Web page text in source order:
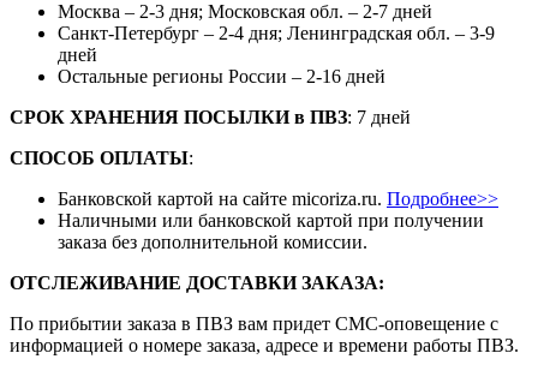
Москва – 2-3 дня; Московская обл. – 2-7 дней
Санкт-Петербург – 2-4 дня; Ленинградская обл. – 3-9
дней
Остальные регионы России – 2-16 дней
СРОК ХРАНЕНИЯ ПОСЫЛКИ в ПВЗ: 7 дней
СПОСОБ ОПЛАТЫ:
Банковской картой на сайте micoriza.ru. Подробнее>>
Наличными или банковской картой при получении
заказа без дополнительной комиссии.
ОТСЛЕЖИВАНИЕ ДОСТАВКИ ЗАКАЗА:
По прибытии заказа в ПВЗ вам придет СМС-оповещение с
информацией о номере заказа, адресе и времени работы ПВЗ.